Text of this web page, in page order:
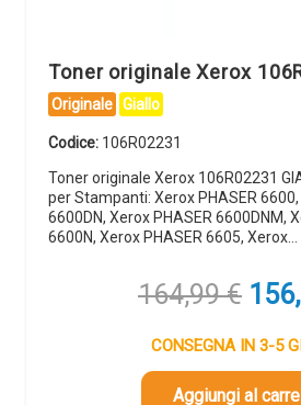
Toner originale Xerox
Originale Giallo
Codice: 106R02231
Toner originale Xerox 106R02231
per Stampanti: Xerox PHASER
6600DN, Xerox PHASER 6600DNM,
6600N, Xerox PHASER 6605, Xerox…
164,99€ Il
era:
CONSEGNA IN 3-5
Aggiungi al